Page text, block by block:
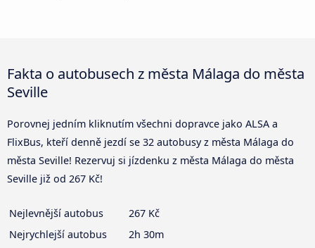
Fakta o autobusech z města Málaga do města
Seville
Porovnej jedním kliknutím všechni dopravce jako ALSA a
FlixBus, kteří denně jezdí se 32 autobusy z města Málaga do
města Seville! Rezervuj si jízdenku z města Málaga do města
Seville již od 267 Kč!
Nejlevnější autobus
267 Kč
Nejrychlejší autobus
2h 30m